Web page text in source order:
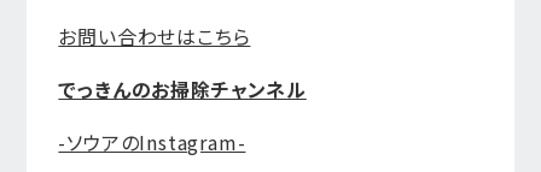
お問い合わせはこちら
でっきんのお掃除チャンネル
-ソウアのInstagram-